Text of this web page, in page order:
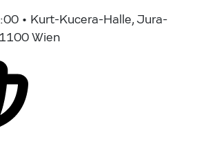
• Kurt-Kucera-Halle, Jura-
Wien